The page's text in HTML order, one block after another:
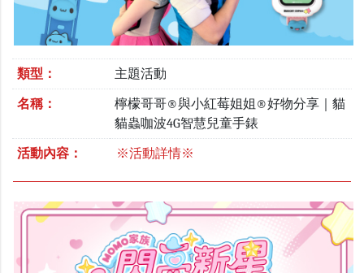
類型： 主題活動
名稱：
檸檬哥哥®與小紅莓姐姐®好物分享｜貓
貓蟲咖波4G智慧兒童手錶
活動內容： ※活動詳情※